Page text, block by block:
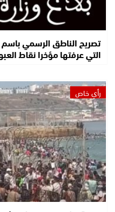
تصريح الناطق الرسمي باسم
التي عرفتها مؤخرا نقاط
رأي خاص